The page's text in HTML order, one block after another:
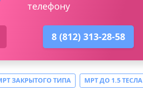
телефону
8 (812) 313-28-58
ЗАКРЫТОГО ТИПА
МРТ ДО 1.5 ТЕСЛА